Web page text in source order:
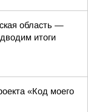
область —
итоги
«Код моего